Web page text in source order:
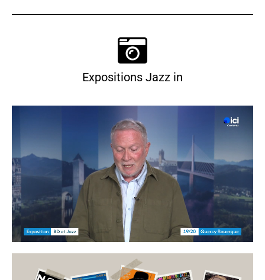
Expositions Jazz in